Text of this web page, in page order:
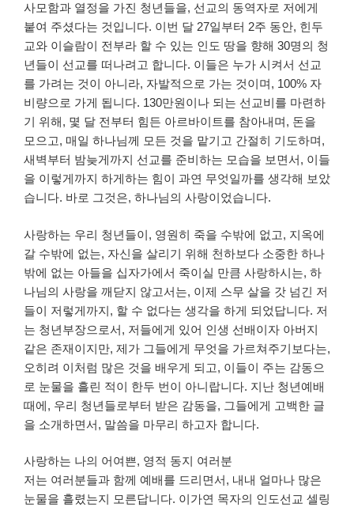
사모함과 열정을 가진 청년들을, 선교의 동역자로 저에게
붙여 주셨다는 것입니다. 이번 달 27일부터 2주 동안, 힌두
교와 이슬람이 전부라 할 수 있는 인도 땅을 향해 30명의 청
년들이 선교를 떠나려고 합니다. 이들은 누가 시켜서 선교
를 가려는 것이 아니라, 자발적으로 가는 것이며, 100% 자
비량으로 가게 됩니다. 130만원이나 되는 선교비를 마련하
기 위해, 몇 달 전부터 힘든 아르바이트를 참아내며, 돈을
모으고, 매일 하나님께 모든 것을 맡기고 간절히 기도하며,
새벽부터 밤늦게까지 선교를 준비하는 모습을 보면서, 이들
을 이렇게까지 하게하는 힘이 과연 무엇일까를 생각해 보았
습니다. 바로 그것은, 하나님의 사랑이었습니다.
사랑하는 우리 청년들이, 영원히 죽을 수밖에 없고, 지옥에
갈 수밖에 없는, 자신을 살리기 위해 천하보다 소중한 하나
밖에 없는 아들을 십자가에서 죽이실 만큼 사랑하시는, 하
나님의 사랑을 깨닫지 않고서는, 이제 스무 살을 갓 넘긴 저
들이 저렇게까지, 할 수 없다는 생각을 하게 되었답니다. 저
는 청년부장으로서, 저들에게 있어 인생 선배이자 아버지
같은 존재이지만, 제가 그들에게 무엇을 가르쳐주기보다는,
오히려 이처럼 많은 것을 배우게 되고, 이들이 주는 감동으
로 눈물을 흘린 적이 한두 번이 아니랍니다. 지난 청년예배
때에, 우리 청년들로부터 받은 감동을, 그들에게 고백한 글
을 소개하면서, 말씀을 마무리 하고자 합니다.
사랑하는 나의 어여쁜, 영적 동지 여러분
저는 여러분들과 함께 예배를 드리면서, 내내 얼마나 많은
눈물을 흘렸는지 모른답니다. 이가연 목자의 인도선교 셀링